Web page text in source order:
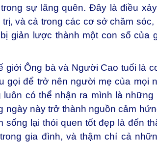
sự lãng quên. Đây là điều
và cả trong các cơ sở chăm
giản lược thành một con số của
giới Ông bà và Người Cao tuổi là
gọi để trở nên người mẹ của mọi
luôn có thể nhận ra mình là
ngày này trở thành nguồn cảm
sống lại thói quen tốt đẹp là đến
gia đình, và thậm chí cả